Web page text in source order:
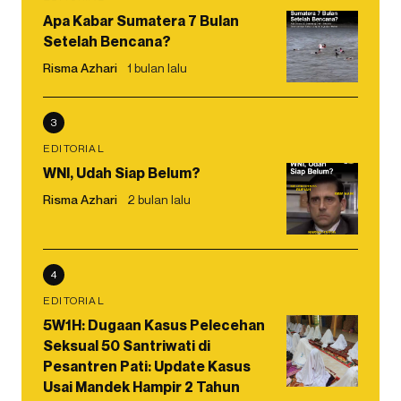
Apa Kabar Sumatera 7 Bulan
Setelah Bencana?
Risma Azhari 1 bulan lalu
3
EDITORIAL
WNI, Udah Siap Belum?
Risma Azhari 2 bulan lalu
4
EDITORIAL
5W1H: Dugaan Kasus Pelecehan
Seksual 50 Santriwati di
Pesantren Pati: Update Kasus
Usai Mandek Hampir 2 Tahun